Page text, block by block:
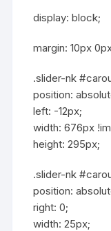
display: block;
margin: 10px
.slider-nk
position:
left: -12px;
width: 676px
height: 295px;
.slider-nk
position:
right: 0;
width: 25px;